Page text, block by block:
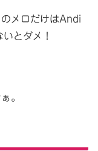
メロだけはAndi
とダメ！
。